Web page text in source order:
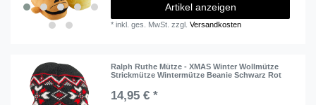
Artikel anzeigen
*inkl. ges. MwSt. zzgl.Versandkosten
Ralph Ruthe Mütze - XMAS Winter Wollmütze
Strickmütze Wintermütze Beanie Schwarz Rot
14,95 € *